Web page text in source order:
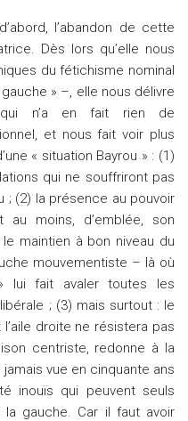
l’abandon de cette
Dès lors qu’elle nous
du fétichisme nominal
» –, elle nous délivre
qui n’a en fait rien de
et nous fait voir plus
« situation Bayrou » : (1)
qui ne souffriront pas
; (2) la présence au pouvoir
au moins, d’emblée, son
maintien à bon niveau du
mouvementiste – là où
lui fait avaler toutes les
; (3) mais surtout : le
droite ne résistera pas
centriste, redonne à la
vue en cinquante ans
inouïs qui peuvent seuls
gauche. Car il faut avoir